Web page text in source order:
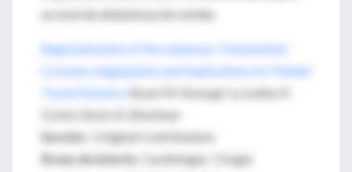
un nivel de alfabetización similar.
Regionalization of Percutaneous Transluminal
Coronary Angioplasty and Implications for Patient
Travel Distance
Susan M. Kansagr! a; Lesley H.
Curtis; Kevin A. Schulman
Sección
: Original Contributions
Áreas de interés : Cardiología. Cirugía